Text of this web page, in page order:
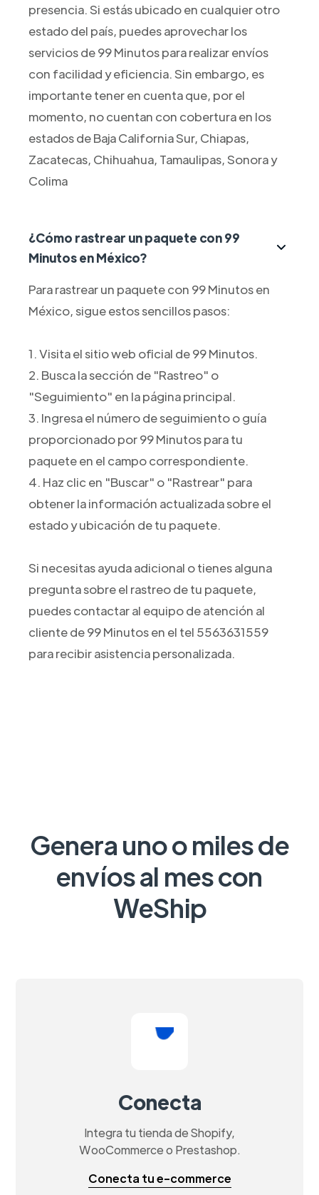
presencia. Si estás ubicado en cualquier otro
estado del país, puedes aprovechar los
servicios de 99 Minutos para realizar envíos
con facilidad y eficiencia. Sin embargo, es
importante tener en cuenta que, por el
momento, no cuentan con cobertura en los
estados de Baja California Sur, Chiapas,
Zacatecas, Chihuahua, Tamaulipas, Sonora y
Colima
¿Cómo rastrear un paquete con 99
Minutos en México?
Para rastrear un paquete con 99 Minutos en
México, sigue estos sencillos pasos:
1. Visita el sitio web oficial de 99 Minutos.
2. Busca la sección de "Rastreo" o
"Seguimiento" en la página principal.
3. Ingresa el número de seguimiento o guía
proporcionado por 99 Minutos para tu
paquete en el campo correspondiente.
4. Haz clic en "Buscar" o "Rastrear" para
obtener la información actualizada sobre el
estado y ubicación de tu paquete.
Si necesitas ayuda adicional o tienes alguna
pregunta sobre el rastreo de tu paquete,
puedes contactar al equipo de atención al
cliente de 99 Minutos en el tel 5563631559
para recibir asistencia personalizada.
Genera uno o miles de
envíos al mes con
WeShip
Conecta
Integra tu tienda de Shopify,
WooCommerce o Prestashop.
Conecta tu e-commerce